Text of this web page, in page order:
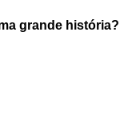
grande história?